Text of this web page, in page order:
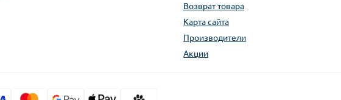
Возврат товара
Карта сайта
Производители
Акции